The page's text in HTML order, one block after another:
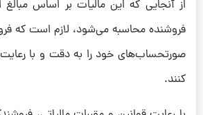
از آنجایی که این مالیات بر اساس
فروشنده محاسبه می‌شود، لازم است که
صورتحساب‌های خود را به دقت و با رعایت
کنند.